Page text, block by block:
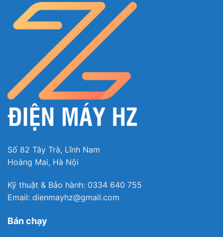
Tránh thất thoát hơi lạnh, hao điện nhờ chức
năng chuông báo mở cửa
Chiếc tủ còn có chức năng chuông báo mở cửa,
giúp bạn luôn kiểm soát được thời gian mở cửa tủ
tiêu hao điện năng.
Số 82 Tây Trà, Lĩnh Nam
Hoàng Mai, Hà Nội
Kỹ thuật & Bảo hành: 0334 640 755
Email: dienmayhz@gmail.com
Bán chạy